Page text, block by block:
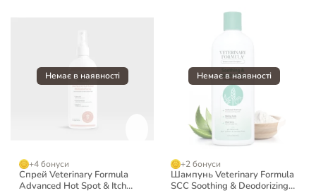
+4 бонуси
Спрей Veterinary Formula
Advanced Hot Spot & Itch
+2 бонуси
Шампунь Veterinary Formula
SCC Soothing & Deodorizing